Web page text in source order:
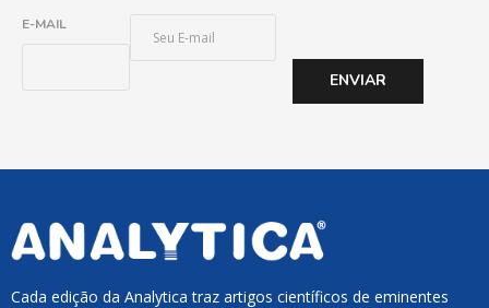
E-MAIL
ENVIAR
Cada edição da Analytica traz artigos científicos de eminentes